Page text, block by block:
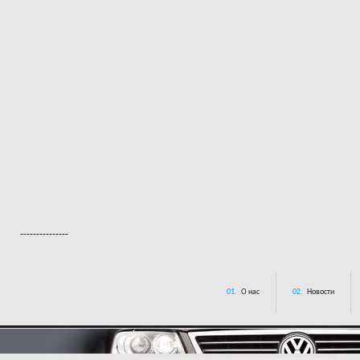
---------------
01. О нас 02. Новости